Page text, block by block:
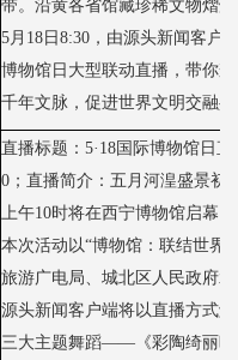
带。沿黄各省馆藏珍稀文物熠
5月18日8:30，由源头新闻客户
博物馆日大型联动直播，带你
千年文脉，促进世界文明交融
直播标题： 5·18国际博物馆日
0；直播简介：五月河湟盛景初
上午10时将在西宁博物馆启幕。
本次活动以“博物馆：联结世界
旅游广电局、城北区人民政府
源头新闻客户端将以直播方式
三大主题舞蹈——《彩陶绮丽映